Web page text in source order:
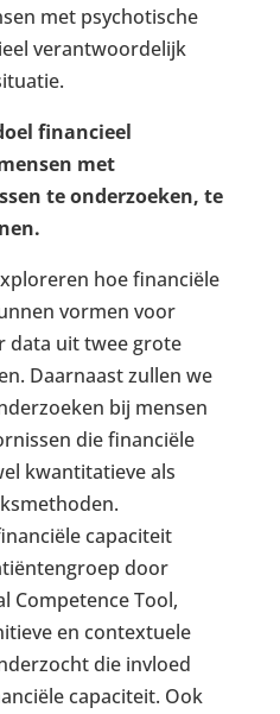
met psychotische
verantwoordelijk
financieel
met
te onderzoeken, te
hoe financiële
vormen voor
data uit twee grote
Daarnaast zullen we
bij mensen
die financiële
kwantitatieve als
capaciteit
door
Competence Tool,
en contextuele
die invloed
capaciteit. Ook